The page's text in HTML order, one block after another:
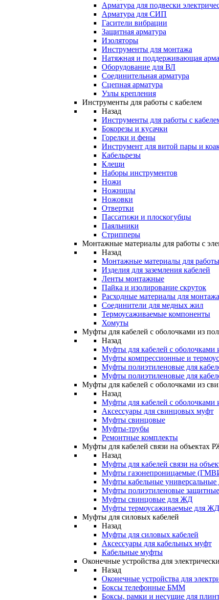
Арматура для подвески
Арматура для СИП
Гасители вибрации
Защитная арматура
Изоляторы
Инструменты для монтажа
Натяжная и поддерживающая
Оборудование для ВЛ
Соединительная арматура
Сцепная арматура
Узлы крепления
Инструменты для работы с кабелем
Назад
Инструменты для работы с
Бокорезы и кусачки
Горелки и фены
Инструмент для витой пары и
Кабельрезы
Клещи
Наборы инструментов
Ножи
Ножницы
Ножовки
Отвертки
Пассатижи и плоскогубцы
Паяльники
Стрипперы
Монтажные материалы для работы с
Назад
Монтажные материалы для
Изделия для заземления кабелей
Ленты монтажные
Пайка и изолирование скруток
Расходные материалы для
Соединители для медных жил
Термоусаживаемые компоненты
Хомуты
Муфты для кабелей с оболочками из
Назад
Муфты для кабелей с оболочками
Муфты компрессионные и
Муфты полиэтиленовые для
Муфты полиэтиленовые для
Муфты для кабелей с оболочками из
Назад
Муфты для кабелей с оболочками
Аксессуары для свинцовых муфт
Муфты свинцовые
Муфты-трубы
Ремонтные комплекты
Муфты для кабелей связи на объектах
Назад
Муфты для кабелей связи на
Муфты газонепроницаемые
Муфты кабельные
Муфты полиэтиленовые защитные
Муфты свинцовые для ЖД
Муфты термоусаживаемые для ЖД
Муфты для силовых кабелей
Назад
Муфты для силовых кабелей
Аксессуары для кабельных муфт
Кабельные муфты
Оконечные устройства для
Назад
Оконечные устройства для
Боксы телефонные БММ
Боксы, рамки и несущие для